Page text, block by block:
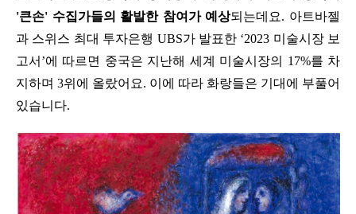
'큰손' 수집가들의 활발한 참여가 예상되는데요. 아트바젤
과 스위스 최대 투자은행 UBS가 발표한 ‘2023 미술시장 보
고서’에 따르면 중국은 지난해 세계 미술시장의 17%를 차
지하며 3위에 올랐어요. 이에 따라 화랑들은 기대에 부풀어
있습니다.